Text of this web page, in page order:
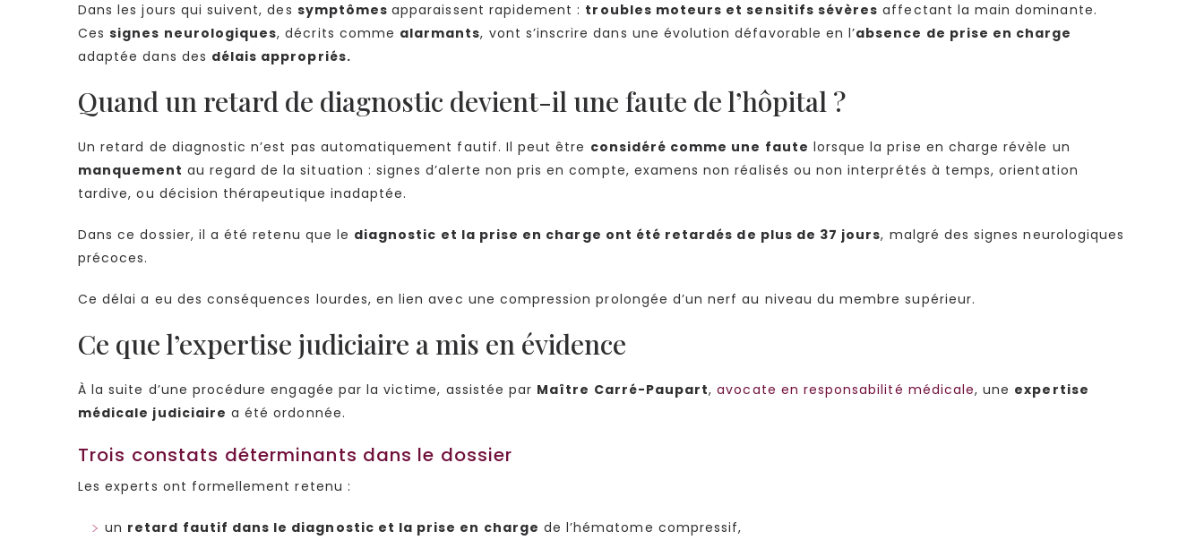
Dans les jours qui suivent, des symptômesapparaissent rapidement : troubles moteurs et sensitifs sévères affectant la main dominante.
Cessignes neurologiques, décrits comme alarmants, vont s’inscrire dans une évolution défavorable en l’absence de prise en charge
adaptée dans des délais appropriés.
Quand un retard de diagnostic devient-il une faute de l’hôpital ?
Un retard de diagnostic n’est pas automatiquement fautif. Il peut être considéré comme une faute lorsque la prise en charge révèle un
manquement au regard de la situation : signes d’alerte non pris en compte, examens non réalisés ou non interprétés à temps, orientation
tardive, ou décision thérapeutique inadaptée.
Dans ce dossier, il a été retenu que le diagnostic et la prise en charge ont été retardés de plus de 37 jours, malgré des signes neurologiques
précoces.
Ce délai a eu des conséquences lourdes, en lien avec une compression prolongée d’un nerf au niveau du membre supérieur.
Ce que l’expertise judiciaire a mis en évidence
À la suite d’une procédure engagée par la victime, assistée par Maître Carré-Paupart,avocate en responsabilité médicale, une expertise
médicale judiciaire a été ordonnée.
Trois constats déterminants dans le dossier
Les experts ont formellement retenu :
un retard fautif dans le diagnostic et la prise en charge de l’hématome compressif,